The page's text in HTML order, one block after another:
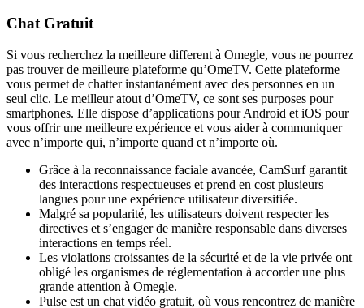
Chat Gratuit
Si vous recherchez la meilleure different à Omegle, vous ne pourrez
pas trouver de meilleure plateforme qu’OmeTV. Cette plateforme
vous permet de chatter instantanément avec des personnes en un
seul clic. Le meilleur atout d’OmeTV, ce sont ses purposes pour
smartphones. Elle dispose d’applications pour Android et iOS pour
vous offrir une meilleure expérience et vous aider à communiquer
avec n’importe qui, n’importe quand et n’importe où.
Grâce à la reconnaissance faciale avancée, CamSurf garantit
des interactions respectueuses et prend en cost plusieurs
langues pour une expérience utilisateur diversifiée.
Malgré sa popularité, les utilisateurs doivent respecter les
directives et s’engager de manière responsable dans diverses
interactions en temps réel.
Les violations croissantes de la sécurité et de la vie privée ont
obligé les organismes de réglementation à accorder une plus
grande attention à Omegle.
Pulse est un chat vidéo gratuit, où vous rencontrez de manière